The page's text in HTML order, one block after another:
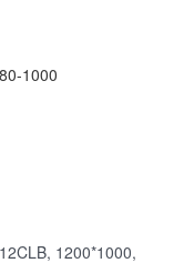
1000
1200*1000,